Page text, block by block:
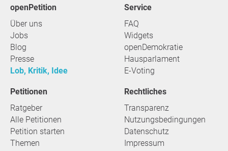
openPetition
Über uns
Jobs
Blog
Presse
Lob, Kritik, Idee
Service
FAQ
Widgets
openDemokratie
Hausparlament
E-Voting
Petitionen
Ratgeber
Alle Petitionen
Petition starten
Themen
Rechtliches
Transparenz
Nutzungsbedingungen
Datenschutz
Impressum